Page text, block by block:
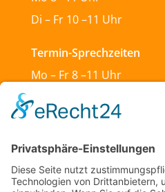
Di – Fr 10 –11 Uhr
Termin-Sprechzeiten
Mo – Fr 8 –11 Uhr
Mo & Do 13 –18 Uhr
Di 17:30 – 19:30 Uhr
Sa und So geschlossen